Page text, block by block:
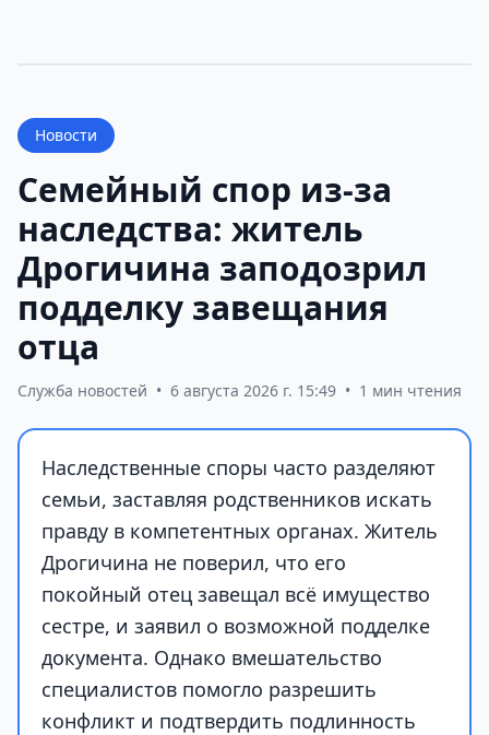
Новости
Семейный спор из-за
наследства: житель
Дрогичина заподозрил
подделку завещания
отца
Служба новостей • 6 августа 2026 г. 15:49 • 1 мин чтения
Наследственные споры часто разделяют
семьи, заставляя родственников искать
правду в компетентных органах. Житель
Дрогичина не поверил, что его
покойный отец завещал всё имущество
сестре, и заявил о возможной подделке
документа. Однако вмешательство
специалистов помогло разрешить
конфликт и подтвердить подлинность